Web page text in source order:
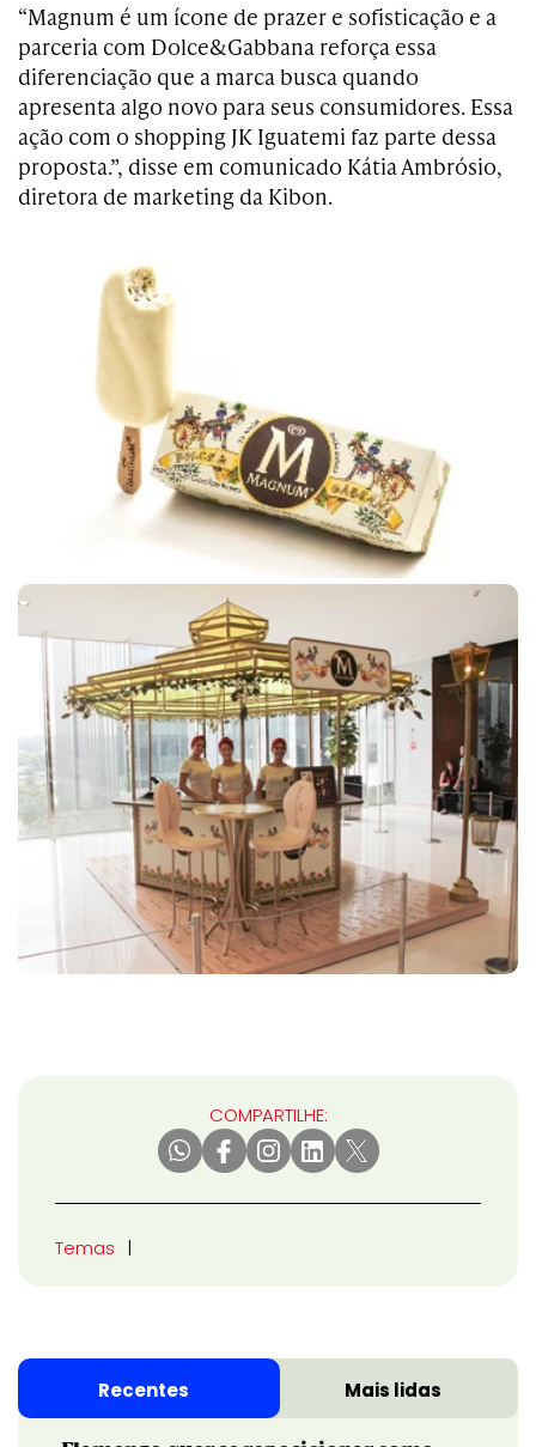
“Magnum é um ícone de prazer e sofisticação e a
parceria com Dolce&Gabbana reforça essa
diferenciação que a marca busca quando
apresenta algo novo para seus consumidores. Essa
ação com o shopping JK Iguatemi faz parte dessa
proposta.”, disse em comunicado Kátia Ambrósio,
diretora de marketing da Kibon.
COMPARTILHE:
Temas
Recentes Mais lidas